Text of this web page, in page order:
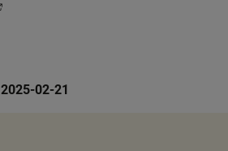
2025-02-21